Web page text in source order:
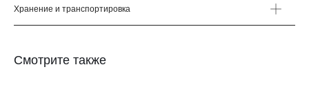
Хранение и транспортировка
Смотрите также